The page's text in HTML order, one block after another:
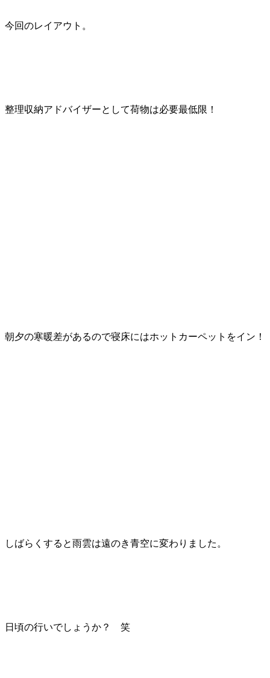
今回のレイアウト。
整理収納アドバイザーとして荷物は必要最低限！
朝夕の寒暖差があるので寝床にはホットカーペットをイン！
しばらくすると雨雲は遠のき青空に変わりました。
日頃の行いでしょうか？ 笑